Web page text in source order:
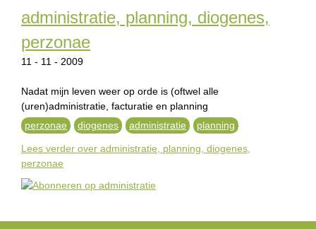
administratie, planning, diogenes,
perzonae
11 - 11 - 2009
Nadat mijn leven weer op orde is (oftwel alle
(uren)administratie, facturatie en planning
perzonae
diogenes administratie planning
Lees verder over administratie, planning, diogenes,
perzonae